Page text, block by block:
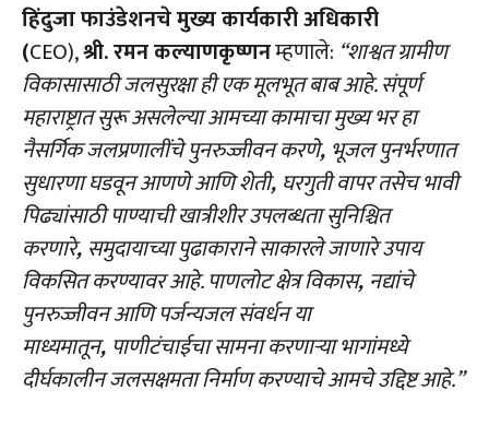
हिंदुजा फाउंडेशनचे मुख्य कार्यकारी अधिकारी
(CEO),श्री. रमन कल्याणकृष्णनम्हणाले: “शाश्वत ग्रामीण
विकासासाठी जलसुरक्षा ही एक मूलभूत बाब आहे. संपूर्ण
महाराष्ट्रात सुरू असलेल्या आमच्या कामाचा मुख्य भर हा
नैसर्गिक जलप्रणालींचे पुनरुज्जीवन करणे, भूजल पुनर्भरणात
सुधारणा घडवून आणणे आणि शेती, घरगुती वापर तसेच भावी
पिढ्यांसाठी पाण्याची खात्रीशीर उपलब्धता सुनिश्चित
करणारे, समुदायाच्या पुढाकाराने साकारले जाणारे उपाय
विकसित करण्यावर आहे. पाणलोट क्षेत्र विकास, नद्यांचे
पुनरुज्जीवन आणि पर्जन्यजल संवर्धन या
माध्यमातून, पाणीटंचाईचा सामना करणाऱ्या भागांमध्ये
दीर्घकालीन जलसक्षमता निर्माण करण्याचे आमचे उद्दिष्ट आहे.”